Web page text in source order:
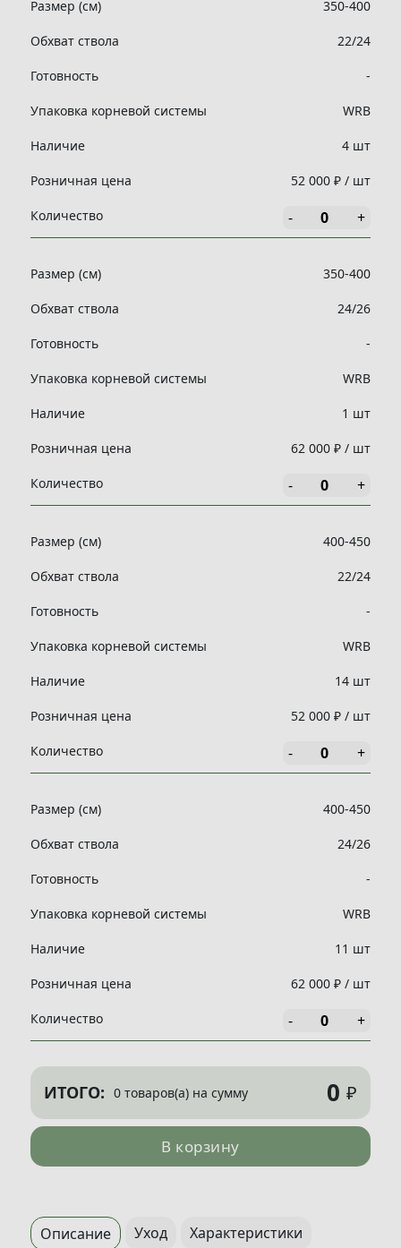
Размер (см) 350-400
Обхват ствола 22/24
Готовность -
Упаковка корневой системы WRB
Наличие 4 шт
Розничная цена 52 000 ₽ / шт
Количество - +
Размер (см) 350-400
Обхват ствола 24/26
Готовность -
Упаковка корневой системы WRB
Наличие 1 шт
Розничная цена 62 000 ₽ / шт
Количество - +
Размер (см) 400-450
Обхват ствола 22/24
Готовность -
Упаковка корневой системы WRB
Наличие 14 шт
Розничная цена 52 000 ₽ / шт
Количество - +
Размер (см) 400-450
Обхват ствола 24/26
Готовность -
Упаковка корневой системы WRB
Наличие 11 шт
Розничная цена 62 000 ₽ / шт
Количество - +
ИТОГО: 0 товаров(а) на сумму 0 ₽
В корзину
Описание Уход Характеристики